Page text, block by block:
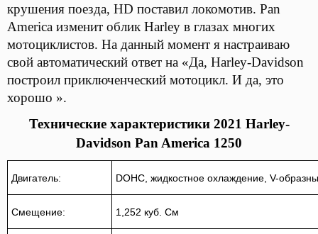
крушения поезда, HD поставил локомотив. Pan
America изменит облик Harley в глазах многих
мотоциклистов. На данный момент я настраиваю
свой автоматический ответ на «Да, Harley-Davidson
построил приключенческий мотоцикл. И да, это
хорошо ».
Технические характеристики 2021 Harley-
Davidson Pan America 1250
Двигатель: DOHC, жидкостное охлаждение, V-
Смещение: 1,252 куб. См